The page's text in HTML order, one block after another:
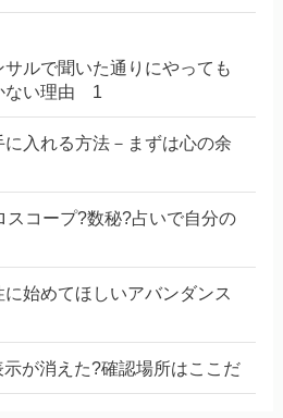
ルで聞いた通りにやっても
ない理由 1
入れる方法－まずは心の余
スコープ?数秘?占いで自分の
始めてほしいアバンダンス
が消えた?確認場所はここだ